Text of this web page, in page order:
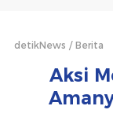
detikNews Berita
Aksi